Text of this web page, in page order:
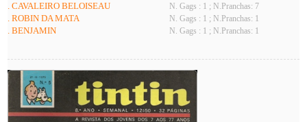
. CAVALEIRO BELOISEAU N. Gags : 1 ; N.Pranchas: 7
. ROBIN DA MATA N. Gags : 1 ; N.Pranchas: 1
. BENJAMIN N. Gags : 1 ; N.Pranchas: 1